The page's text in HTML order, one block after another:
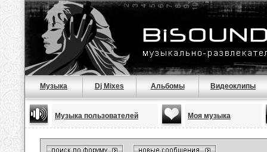
Музыка Dj Mixes Альбомы Видеоклипы
Музыка пользователей Моя музыка